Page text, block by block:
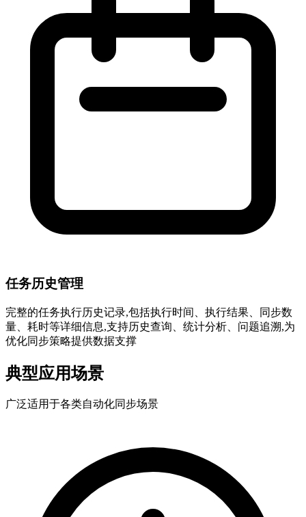
任务历史管理
完整的任务执行历史记录,包括执行时间、执行结果、同步数
量、耗时等详细信息,支持历史查询、统计分析、问题追溯,为
优化同步策略提供数据支撑
典型应用场景
广泛适用于各类自动化同步场景